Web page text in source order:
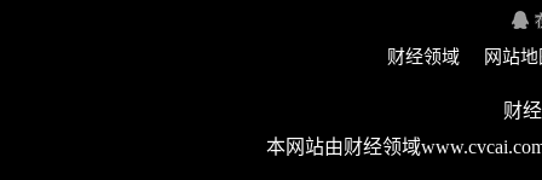
财经领域 网站
财
本网站由财经领域